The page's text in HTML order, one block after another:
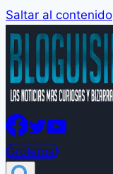
Saltar al contenido
Groleros!